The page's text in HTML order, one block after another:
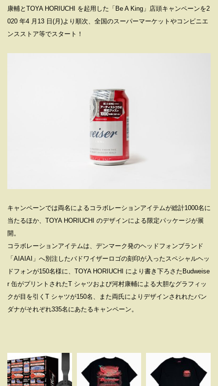
康輔とTOYA HORIUCHI を起⽤した「Be A King」店頭キャンペーンを2
020 年4 ⽉13 ⽇(⽉)より順次、全国のスーパーマーケットやコンビニエ
ンスストア等でスタート！
キャンペーンでは両名によるコラボレーションアイテムが総計1000名に
当たるほか、TOYA HORIUCHI のデザインによる限定パッケージが展
開。
コラボレーションアイテムは、デンマーク発のヘッドフォンブランド
「AIAIAI」へ別注したバドワイザーロゴの刻印が⼊ったスペシャルヘッ
ドフォンが150名様に、TOYA HORIUCHI により書き下ろさたBudweise
r ⽸がプリントされたT シャツおよび河村康輔による⼤胆なグラフィッ
クが⽬を引くT シャツが150名、また両⽒によりデザインされれたバン
ダナがそれぞれ335名にあたるキャンペーン。